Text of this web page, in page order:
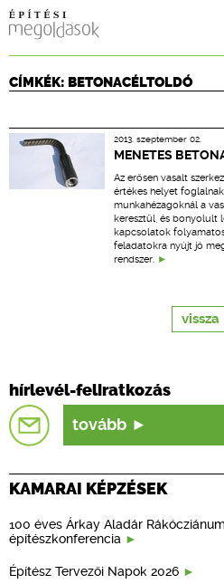
CPR
ÉPÍTÉSI JOG
ONLINE
CÍMKÉK: BETONACÉLTOLDÓ
2013. szeptember 02.
MENETES
Az erősen vasalt
értékes helyet
munkahézagoknál a
keresztül, és bonyolult
kapcsolatok
feladatokra nyújt jó
rendszer.
vissza
hírlevél-feliratkozás
tovább
KAMARAI KÉPZÉSEK
100 éves Árkay Aladár
építészkonferencia
Építész Tervezői Napok 2026